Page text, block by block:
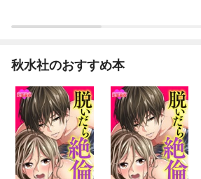
秋水社のおすすめ本